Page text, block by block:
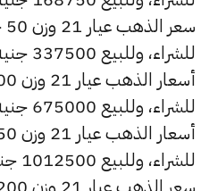
للشراء، وللبيع 337500 جنيه.
للشراء، وللبيع 675000 جنيه.
للشراء، وللبيع 1012500 جنيه.